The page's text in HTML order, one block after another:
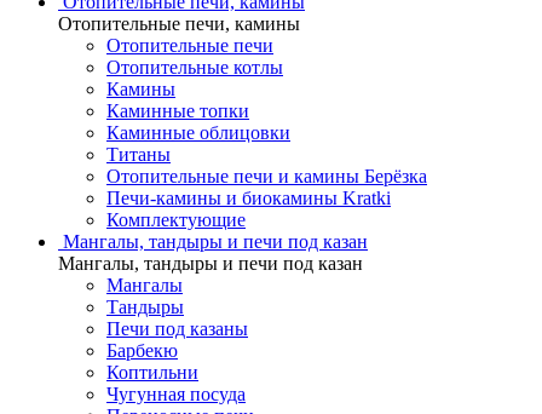
Отопительные печи, камины
Отопительные печи
Отопительные котлы
Камины
Каминные топки
Каминные облицовки
Титаны
Отопительные печи и камины Берёзка
Печи-камины и биокамины Kratki
Комплектующие
Мангалы, тандыры и печи под казан
Мангалы, тандыры и печи под казан
Мангалы
Тандыры
Печи под казаны
Барбекю
Коптильни
Чугунная посуда